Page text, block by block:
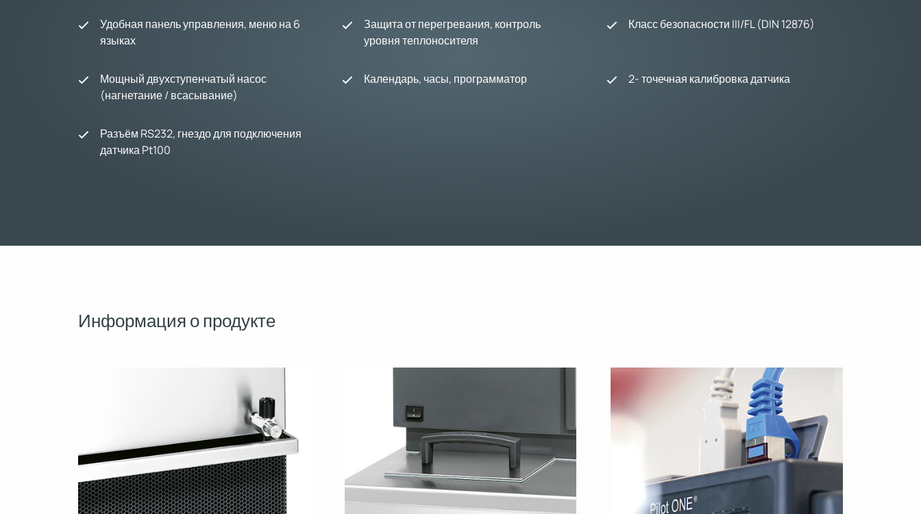
Удобная панель управления, меню на 6
языках
Защита от перегревания, контроль
уровня теплоносителя
Класс безопасности III/FL (DIN 12876)
Мощный двухступенчатый насос
(нагнетание / всасывание)
Календарь, часы, программатор 2- точечная калибровка датчика
Разъём RS232, гнездо для подключения
датчика Pt100
Информация о продукте